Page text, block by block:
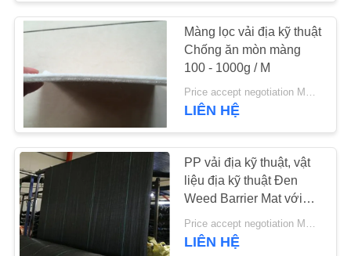
SƠ
ĐỒ
TRANG
WEB
PRIVACY
POLICY
Màng lọc vải địa kỹ thuật
Chống ăn mòn màng
100 - 1000g / M
Price accept negotiation MOQ:1000 Sq.mt
LIÊN HỆ
PP vải địa kỹ thuật, vật
liệu địa kỹ thuật Đen
Weed Barrier Mat với
điều trị UV
LIÊN HỆ